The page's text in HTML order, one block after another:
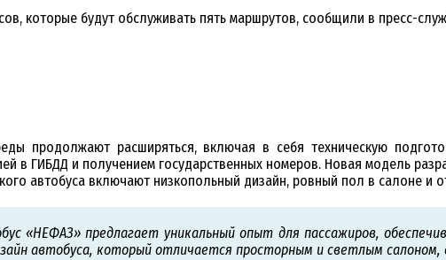
которые будут обслуживать пять маршрутов, сообщили в пресс-
продолжают расширяться, включая в себя техническую
в ГИБДД и получением государственных номеров. Новая модель
автобуса включают низкопольный дизайн, ровный пол в салоне и
«НЕФАЗ» предлагает уникальный опыт для пассажиров,
автобуса, который отличается просторным и светлым